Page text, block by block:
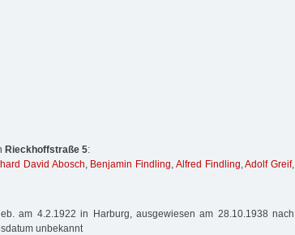
Rieckhoffstraße 5:
David Abosch, Benjamin Findling, Alfred Findling,Adolf Greif,
am 4.2.1922 in Harburg, ausgewiesen am 28.10.1938 nach
unbekannt